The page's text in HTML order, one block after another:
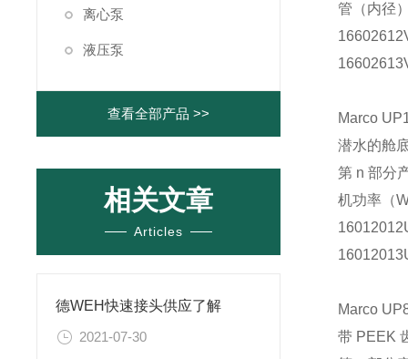
离心泵
液压泵
查看全部产品 >>
相关文章
Articles
德WEH快速接头供应了解
2021-07-30
管（内径
16602612
16602613
Marco
潜水的舱
第 n 部分
机功率（
16012012
16012013
Marco
带 PEEK